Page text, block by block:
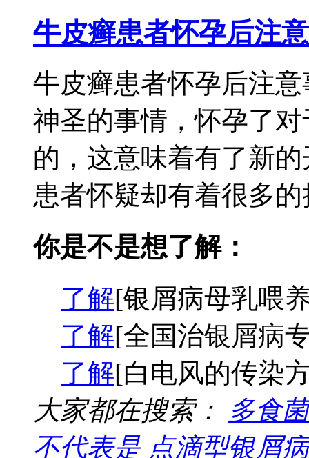
牛皮癣患者怀孕后注意
牛皮癣患者怀孕后注
神圣的事情，怀孕了
的，这意味着有了新
患者怀疑却有着很多
你是不是想了解：
了解[银屑病母乳喂
了解[全国治银屑病
了解[白电风的传染
大家都在搜索：
多食
不代表是 点滴型银屑